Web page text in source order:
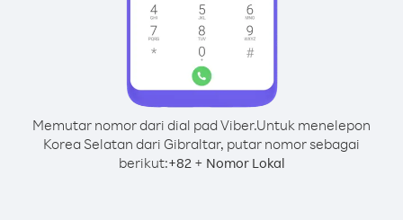
Memutar nomor dari dial pad Viber.Untuk menelepon
Korea Selatan dari Gibraltar, putar nomor sebagai
berikut:+82+ Nomor Lokal